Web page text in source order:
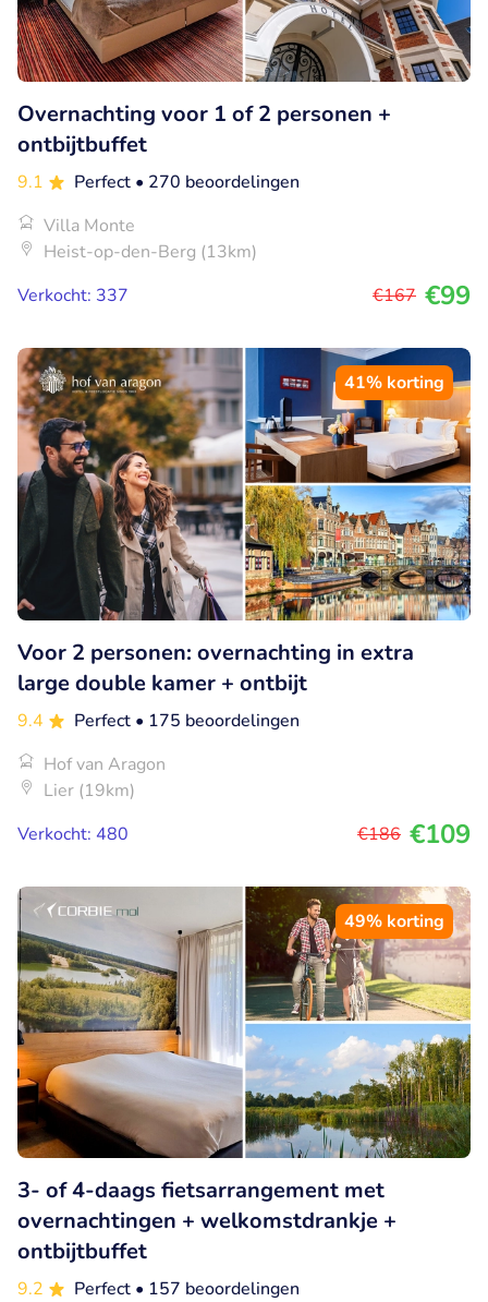
Overnachting voor 1 of 2 personen +
ontbijtbuffet
9.1 Perfect • 270 beoordelingen
Villa Monte
Heist-op-den-Berg (13km)
Verkocht: 337
€167 €99
41% korting
Voor 2 personen: overnachting in extra
large double kamer + ontbijt
9.4 Perfect • 175 beoordelingen
Hof van Aragon
Lier (19km)
Verkocht: 480
€186 €109
49% korting
3- of 4-daags fietsarrangement met
overnachtingen + welkomstdrankje +
ontbijtbuffet
9.2 Perfect • 157 beoordelingen